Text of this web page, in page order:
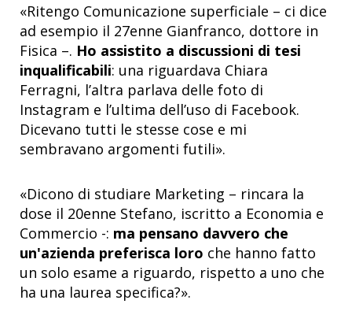
«Ritengo Comunicazione superficiale – ci dice
ad esempio il 27enne Gianfranco, dottore in
Fisica –. Ho assistito a discussioni di tesi
inqualificabili: una riguardava Chiara
Ferragni, l’altra parlava delle foto di
Instagram e l’ultima dell’uso di Facebook.
Dicevano tutti le stesse cose e mi
sembravano argomenti futili».
«Dicono di studiare Marketing – rincara la
dose il 20enne Stefano, iscritto a Economia e
Commercio -: ma pensano davvero che
un'azienda preferisca loro che hanno fatto
un solo esame a riguardo, rispetto a uno che
ha una laurea specifica?».